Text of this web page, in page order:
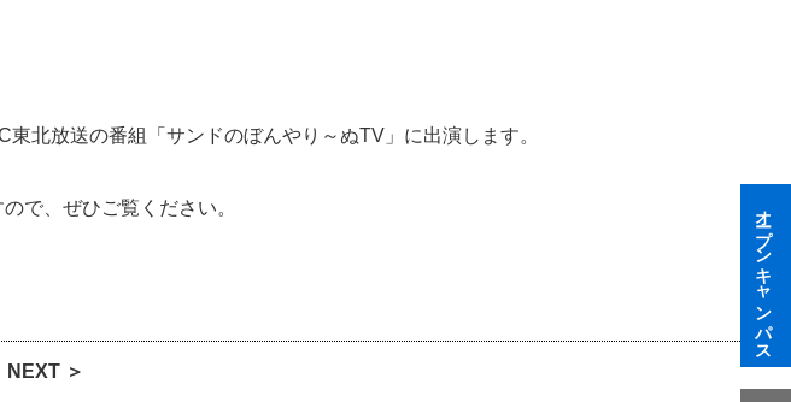
北放送の番組「サンドのぼんやり～ぬTV」に出演します。
で、ぜひご覧ください。
NEXT ＞
オープンキャンパス